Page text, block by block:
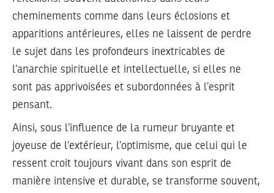
cheminements comme dans leurs éclosions et
apparitions antérieures, elles ne laissent de perdre
le sujet dans les profondeurs inextricables de
l’anarchie spirituelle et intellectuelle, si elles ne
sont pas apprivoisées et subordonnées à l’esprit
pensant.
Ainsi, sous l’influence de la rumeur bruyante et
joyeuse de l’extérieur, l’optimisme, que celui qui le
ressent croit toujours vivant dans son esprit de
manière intensive et durable, se transforme souvent,